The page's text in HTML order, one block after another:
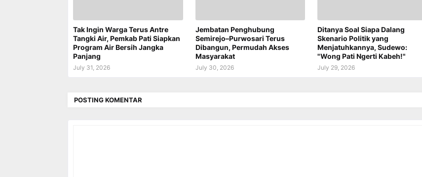
Tak Ingin Warga Terus Antre
Tangki Air, Pemkab Pati Siapkan
Program Air Bersih Jangka
Panjang
July 31, 2026
Jembatan Penghubung
Semirejo–Purwosari Terus
Dibangun, Permudah Akses
Masyarakat
July 30, 2026
Ditanya Soal Siapa Dalang
Skenario Politik yang
Menjatuhkannya, Sudewo:
"Wong Pati Ngerti Kabeh!"
July 29, 2026
POSTING KOMENTAR